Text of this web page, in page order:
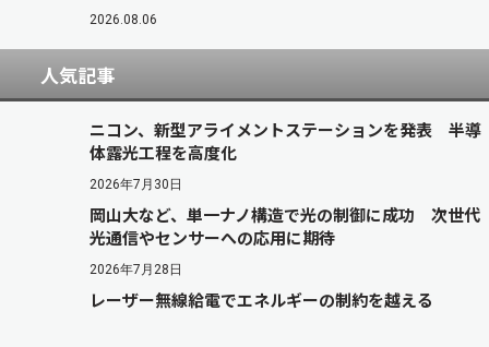
2026.08.06
人気記事
ニコン、新型アライメントステーションを発表 半導
体露光工程を高度化
2026年7月30日
岡山大など、単一ナノ構造で光の制御に成功 次世代
光通信やセンサーへの応用に期待
2026年7月28日
レーザー無線給電でエネルギーの制約を越える